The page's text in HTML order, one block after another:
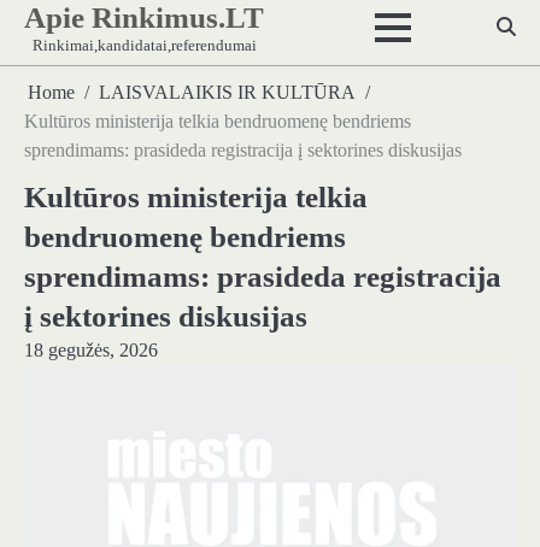
Skip
content
Apie Rinkimus.LT
Rinkimai,kandidatai,referendumai
Home
LAISVALAIKIS IR KULTŪRA
Kultūros ministerija telkia bendruomenę bendriems
sprendimams: prasideda registracija į sektorines diskusijas
Kultūros ministerija telkia
bendruomenę bendriems
sprendimams: prasideda registracija
į sektorines diskusijas
18 gegužės, 2026